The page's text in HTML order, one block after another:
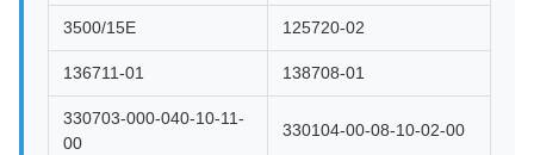
3500/15E 125720-02
136711-01 138708-01
330703-000-040-10-11-
00
330104-00-08-10-02-00